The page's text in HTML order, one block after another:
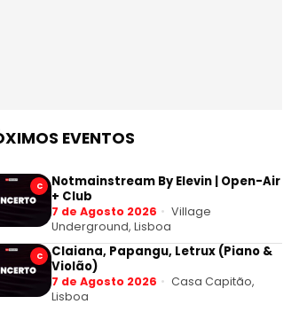
EVENTOS
C
Notmainstream By Elevin | Open-Air
+ Club
7 de Agosto 2026
Village
Underground, Lisboa
C
Claiana, Papangu, Letrux (Piano &
Violão)
7 de Agosto 2026
Casa Capitão,
Lisboa